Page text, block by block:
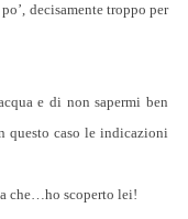
decisamente troppo per
e di non sapermi ben
questo caso le indicazioni
che…ho scoperto lei!